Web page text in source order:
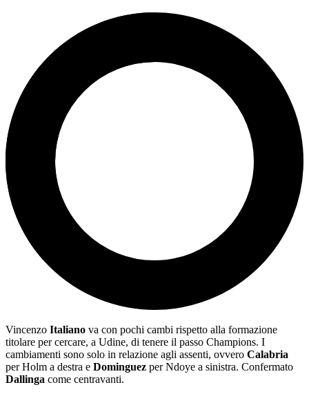
Vincenzo Italiano va con pochi cambi rispetto alla formazione
titolare per cercare, a Udine, di tenere il passo Champions. I
cambiamenti sono solo in relazione agli assenti, ovvero Calabria
per Holm a destra e Dominguez per Ndoye a sinistra. Confermato
Dallinga come centravanti.